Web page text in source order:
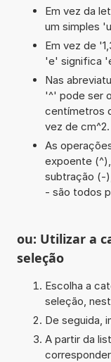
Em vez da
um simples
Em vez de
'e' significa
Nas
'^' pode ser
centímetros
vez de cm^2.
As
expoente
subtração (-
- são todos
ou: Utilizar a
seleção
Escolha a
seleção,
De seguida,
A partir da